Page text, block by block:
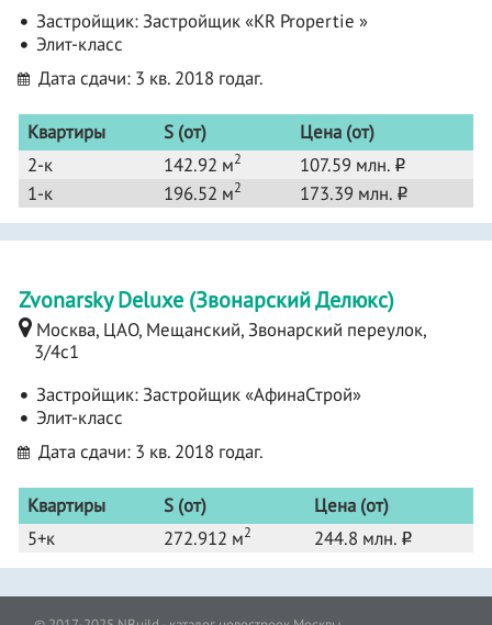
Застройщик:Застройщик «KR Propertie »
Элит-класс
Дата сдачи: 3 кв. 2018 годаг.
Квартиры S (от)
Цена (от)
2-к
142.92 м2 107.59 млн. o
1-к 196.52 м2 173.39 млн. o
Zvonarsky Deluxe (Звонарский Делюкс)
Москва, ЦАО, Мещанский, Звонарский переулок,
3/4с1
Застройщик:Застройщик «АфинаСтрой»
Элит-класс
Дата сдачи: 3 кв. 2018 годаг.
Квартиры S (от)
Цена (от)
5+к
272.912 м2 244.8 млн. o